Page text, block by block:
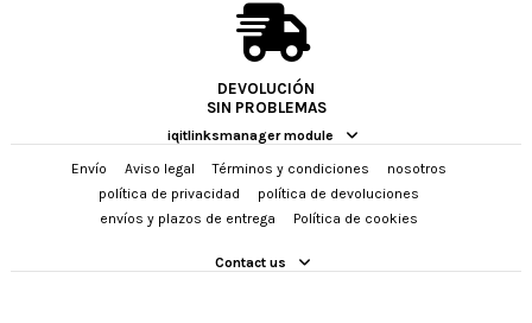
DEVOLUCIÓN
SIN PROBLEMAS
iqitlinksmanager module
Envío
Aviso legal Términos y condiciones
nosotros
política de privacidad
política de devoluciones
envíos y plazos de entrega
Política de cookies
Contact us